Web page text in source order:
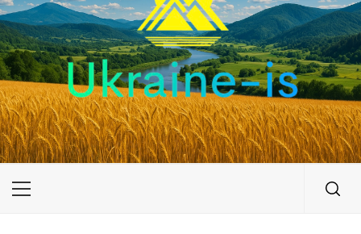
UKRAINE-IS
ПОДОРОЖI ПО УКРАЇНІ
Primary